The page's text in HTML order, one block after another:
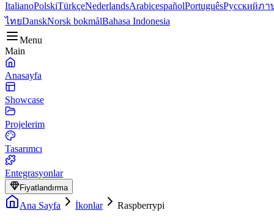
ItalianoPolskiTürkçeNederlandsArabicespañolPortuguêsРусскийภา
ไทยDanskNorsk bokmålBahasa Indonesia
Menu
Main
Anasayfa
Showcase
Projelerim
Tasarımcı
Entegrasyonlar
Fiyatlandırma
Ana Sayfa İkonlar Raspberrypi